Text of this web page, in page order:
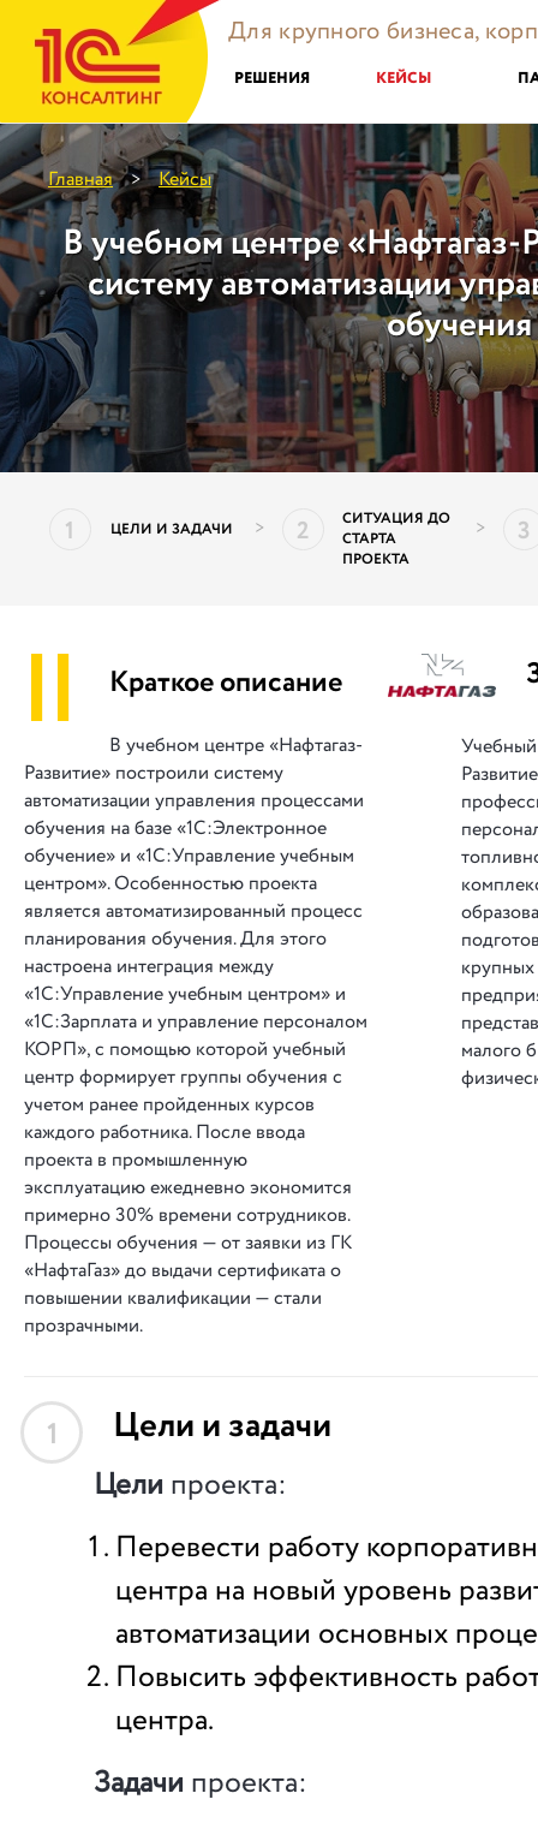
Для крупного бизнеса,
РЕШЕНИЯ КЕЙСЫ
Главная > Кейсы
В учебном центре «Нафтагаз-
систему автоматизации
обучения
1 ЦЕЛИ И ЗАДАЧИ > 2
СИТУАЦИЯ ДО
СТАРТА
ПРОЕКТА
> 3
|| Краткое описание
В учебном центре «Нафтагаз-
Развитие» построили систему
автоматизации управления процессами
обучения на базе «1С:Электронное
обучение» и «1С:Управление учебным
центром». Особенностью проекта
является автоматизированный процесс
планирования обучения. Для этого
настроена интеграция между
«1С:Управление учебным центром» и
«1С:Зарплата и управление персоналом
КОРП», с помощью которой учебный
центр формирует группы обучения с
учетом ранее пройденных курсов
каждого работника. После ввода
проекта в промышленную
эксплуатацию ежедневно экономится
примерно 30% времени сотрудников.
Процессы обучения — от заявки из ГК
«НафтаГаз» до выдачи сертификата о
повышении квалификации — стали
прозрачными.
малого
1 Цели и задачи
Цели проекта:
Перевести работу
центра на новый уровень
автоматизации основных
Повысить эффективность
центра.
Задачи проекта: